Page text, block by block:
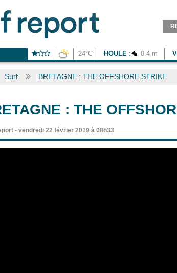
24°C HOULE : 0.4 m
Surf BRETAGNE : THE OFFSHORE STRIKE
: THE
- vendredi 22 février 2019 à 08h33